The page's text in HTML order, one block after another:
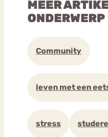
MEER
ONDERWERP
Community
leven met een
stress